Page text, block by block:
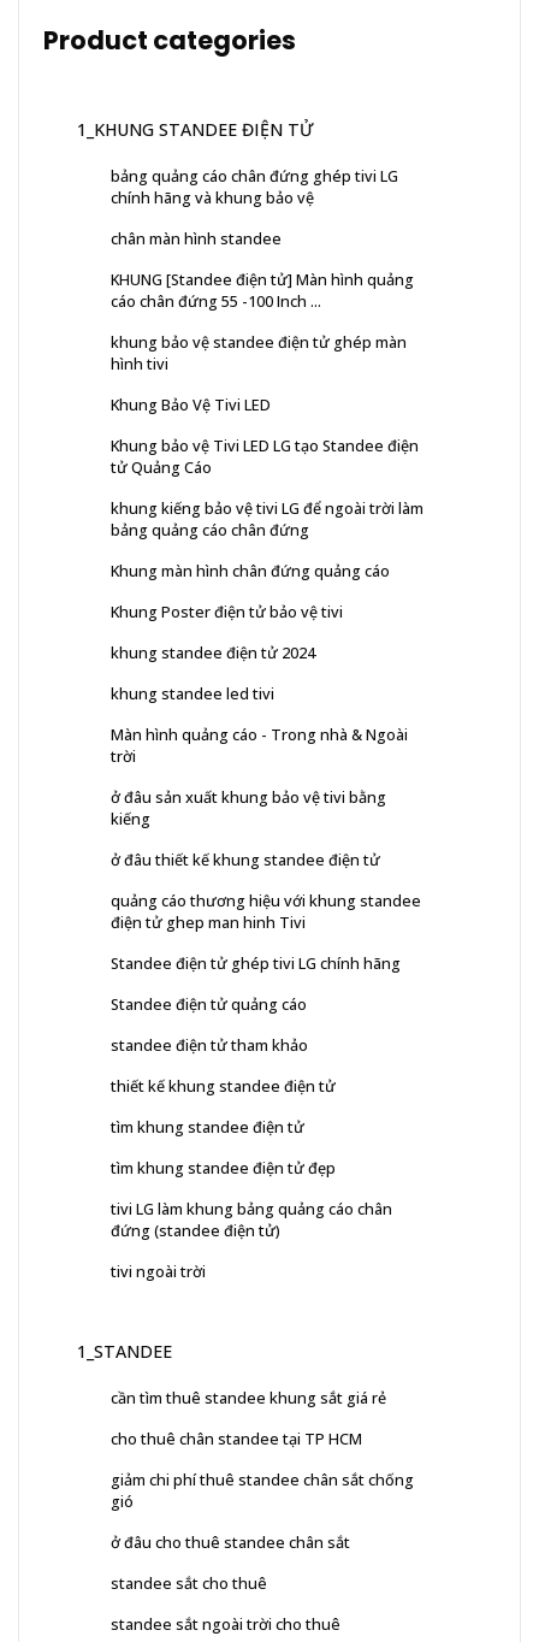
Product categories
1_KHUNG STANDEE ĐIỆN TỬ
bảng quảng cáo chân đứng ghép tivi LG
chính hãng và khung bảo vệ
chân màn hình standee
KHUNG [Standee điện tử] Màn hình quảng
cáo chân đứng 55 -100 Inch ...
khung bảo vệ standee điện tử ghép màn
hình tivi
Khung Bảo Vệ Tivi LED
Khung bảo vệ Tivi LED LG tạo Standee điện
tử Quảng Cáo
khung kiếng bảo vệ tivi LG để ngoài trời làm
bảng quảng cáo chân đứng
Khung màn hình chân đứng quảng cáo
Khung Poster điện tử bảo vệ tivi
khung standee điện tử 2024
khung standee led tivi
Màn hình quảng cáo - Trong nhà & Ngoài
trời
ở đâu sản xuất khung bảo vệ tivi bằng
kiếng
ở đâu thiết kế khung standee điện tử
quảng cáo thương hiệu với khung standee
điện tử ghep man hinh Tivi
Standee điện tử ghép tivi LG chính hãng
Standee điện tử quảng cáo
standee điện tử tham khảo
thiết kế khung standee điện tử
tìm khung standee điện tử
tìm khung standee điện tử đẹp
tivi LG làm khung bảng quảng cáo chân
đứng (standee điện tử)
tivi ngoài trời
1_STANDEE
cần tìm thuê standee khung sắt giá rẻ
cho thuê chân standee tại TP HCM
giảm chi phí thuê standee chân sắt chống
gió
ở đâu cho thuê standee chân sắt
standee sắt cho thuê
standee sắt ngoài trời cho thuê